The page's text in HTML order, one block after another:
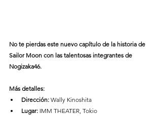
No te pierdas este nuevo capítulo de la historia de
Sailor Moon con las talentosas integrantes de
Nogizaka46.
Más detalles:
Dirección: Wally Kinoshita
Lugar: IMM THEATER, Tokio